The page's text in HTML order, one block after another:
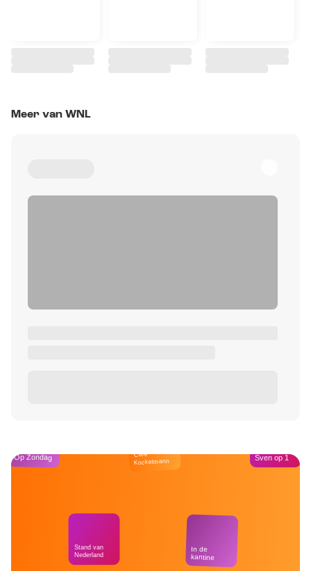
Meer van WNL
Op Zondag
Stand van
Nederland
Café
Kockelmann
In de
kantine
Sven op 1